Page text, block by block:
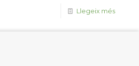
Llegeix més